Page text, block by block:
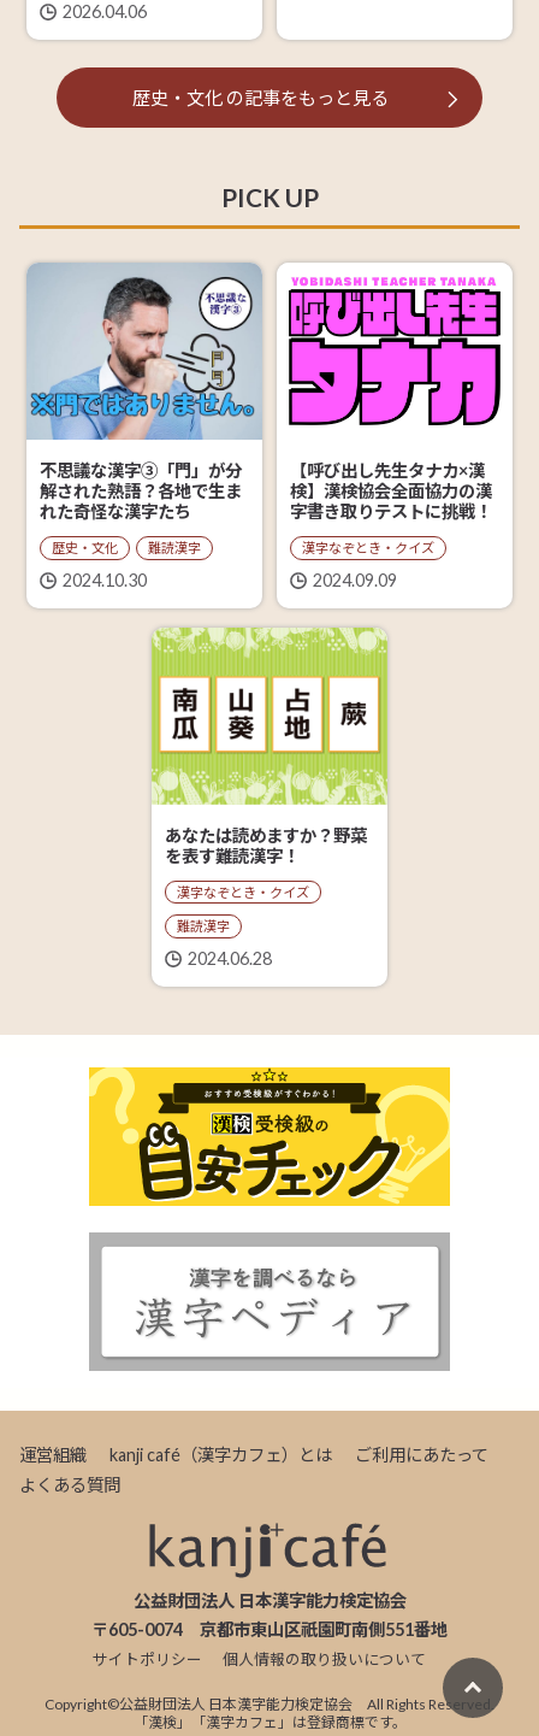
2026.04.06
歴史・文化 の記事をもっと見る
PICK UP
不思議な漢字③「門」が分
解された熟語？各地で生ま
れた奇怪な漢字たち
歴史・文化 難読漢字
2024.10.30
【呼び出し先生タナカ×漢
検】漢検協会全面協力の漢
字書き取りテストに挑戦！
漢字なぞとき・クイズ
2024.09.09
あなたは読めますか？野菜
を表す難読漢字！
漢字なぞとき・クイズ
難読漢字
2024.06.28
運営組織 kanji café（漢字カフェ）とは
ご利用にあたって
よくある質問
公益財団法人 日本漢字能力検定協会
〒605-0074 京都市東山区祇園町南側551番地
サイトポリシー 個人情報の取り扱いについて
Copyright©公益財団法人 日本漢字能力検定協会 All Rights Reserved.
「漢検」「漢字カフェ」は登録商標です。